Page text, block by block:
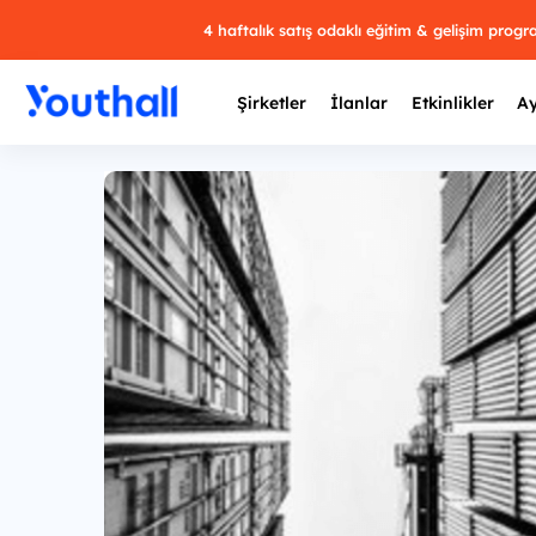
4 haftalık satış odaklı eğitim & gelişim
Şirketler İlanlar Etkinlikler
29